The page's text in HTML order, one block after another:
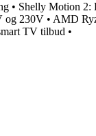
• Shelly Motion 2:
og 230V • AMD
TV tilbud •